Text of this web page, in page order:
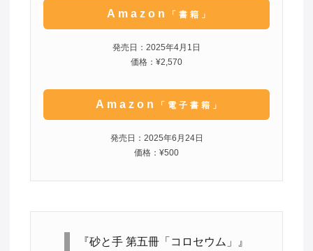
Amazon 「書籍」
発売日：2025年4月1日
価格：¥2,570
Amazon 「電子書籍」
発売日：2025年6月24日
価格：¥500
『砂と手 第五冊「コロセウム」』